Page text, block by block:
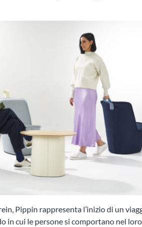
Pippin rappresenta l’inizio di un
in cui le persone si comportano nel